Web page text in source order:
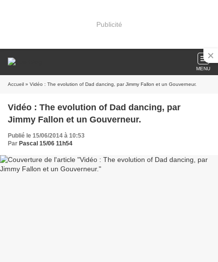
Publicité
MENU
Accueil » Vidéo : The evolution of Dad dancing, par Jimmy Fallon et un Gouverneur.
Vidéo : The evolution of Dad dancing, par
Jimmy Fallon et un Gouverneur.
Publié le 15/06/2014 à 10:53
Par Pascal 15/06 11h54